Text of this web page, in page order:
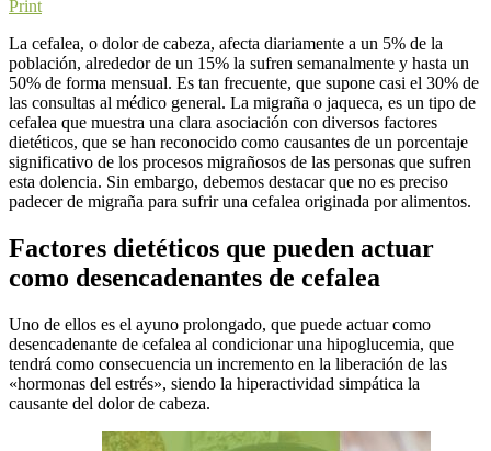
Print
La cefalea, o dolor de cabeza, afecta diariamente a un 5% de la
población, alrededor de un 15% la sufren semanalmente y hasta un
50% de forma mensual. Es tan frecuente, que supone casi el 30% de
las consultas al médico general. La migraña o jaqueca, es un tipo de
cefalea que muestra una clara asociación con diversos factores
dietéticos, que se han reconocido como causantes de un porcentaje
significativo de los procesos migrañosos de las personas que sufren
esta dolencia. Sin embargo, debemos destacar que no es preciso
padecer de migraña para sufrir una cefalea originada por alimentos.
Factores dietéticos que pueden actuar
como desencadenantes de cefalea
Uno de ellos es el ayuno prolongado, que puede actuar como
desencadenante de cefalea al condicionar una hipoglucemia, que
tendrá como consecuencia un incremento en la liberación de las
«hormonas del estrés», siendo la hiperactividad simpática la
causante del dolor de cabeza.